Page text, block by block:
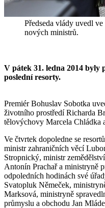
Předseda vlády uvedl
nových ministrů.
V pátek 31. ledna 2014
poslední resorty.
Premiér Bohuslav Sobotka
životního prostředí Richarda
tělovýchovy Marcela Chládka
Ve čtvrtek dopoledne se
ministr zahraničních věcí
Stropnický, ministr
Antonín Prachař a ministryně
odpoledních hodinách své
Svatopluk Němeček,
Marksová, ministryně
průmyslu a obchodu Jan